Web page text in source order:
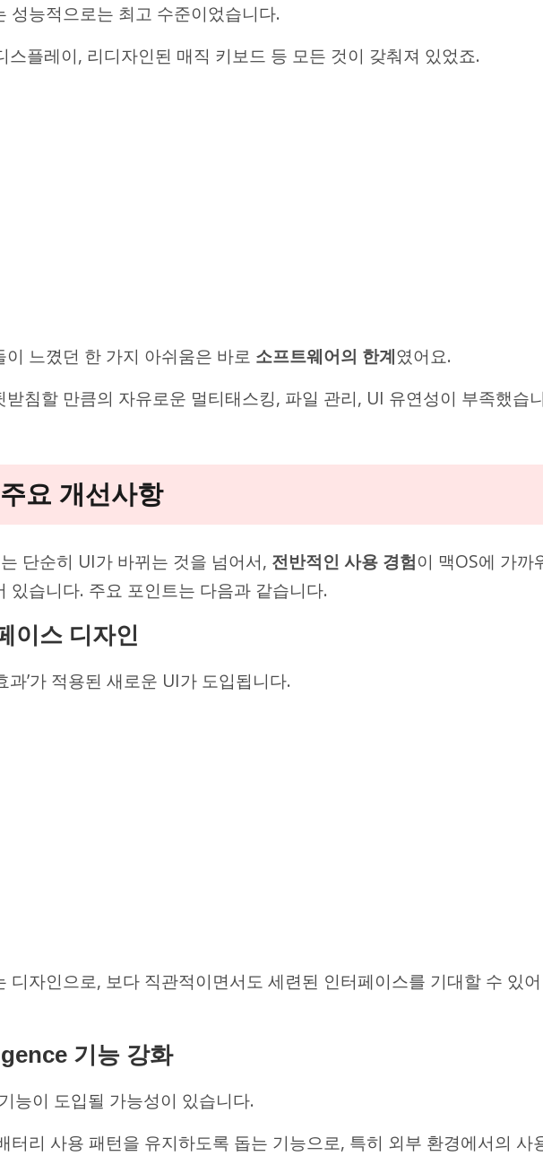
성능적으로는 최고 수준이었습니다.
스플레이, 리디자인된 매직 키보드 등 모든 것이 갖춰져 있었죠.
느꼈던 한 가지 아쉬움은 바로 소프트웨어의 한계였어요.
침할 만큼의 자유로운 멀티태스킹, 파일 관리, UI 유연성이 부족했습
요 개선사항
단순히 UI가 바뀌는 것을 넘어서, 전반적인 사용 경험이 맥OS에 가까
있습니다. 주요 포인트는 다음과 같습니다.
이스 디자인
과’가 적용된 새로운 UI가 도입됩니다.
디자인으로, 보다 직관적이면서도 세련된 인터페이스를 기대할 수 있어
기능 강화
능이 도입될 가능성이 있습니다.
터리 사용 패턴을 유지하도록 돕는 기능으로, 특히 외부 환경에서의 사